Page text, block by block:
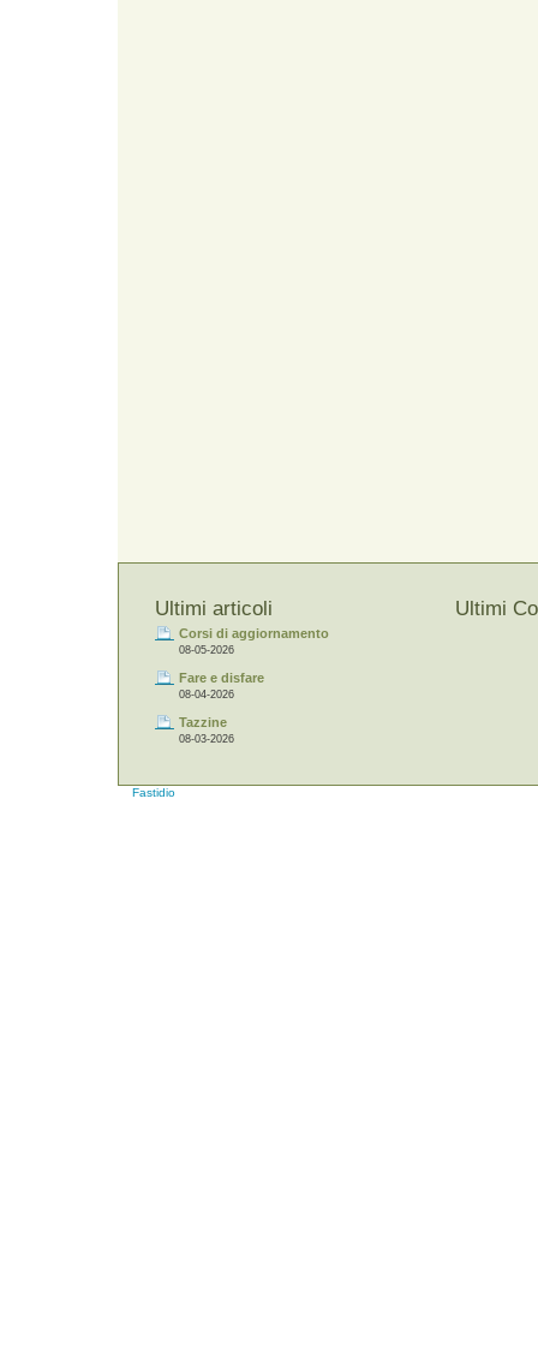
Ultimi articoli
Corsi di aggiornamento
08-05-2026
Fare e disfare
08-04-2026
Tazzine
08-03-2026
Ultimi
Fastidio